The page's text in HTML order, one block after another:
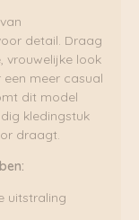
detail. Draag
vrouwelijke look
meer casual
dit model
kledingstuk
draagt.
uitstraling